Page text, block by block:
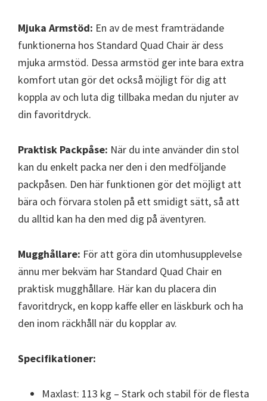
Mjuka Armstöd: En av de mest framträdande
funktionerna hos Standard Quad Chair är dess
mjuka armstöd. Dessa armstöd ger inte bara extra
komfort utan gör det också möjligt för dig att
koppla av och luta dig tillbaka medan du njuter av
din favoritdryck.
Praktisk Packpåse: När du inte använder din stol
kan du enkelt packa ner den i den medföljande
packpåsen. Den här funktionen gör det möjligt att
bära och förvara stolen på ett smidigt sätt, så att
du alltid kan ha den med dig på äventyren.
Mugghållare: För att göra din utomhusupplevelse
ännu mer bekväm har Standard Quad Chair en
praktisk mugghållare. Här kan du placera din
favoritdryck, en kopp kaffe eller en läskburk och ha
den inom räckhåll när du kopplar av.
Specifikationer:
Maxlast: 113 kg – Stark och stabil för de flesta